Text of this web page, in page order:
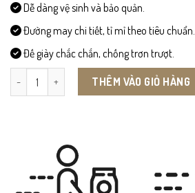
Dễ dàng vệ sinh và bảo quản.
Đường may chi tiết, tỉ mỉ theo tiêu chuẩn.
Đế giày chắc chắn, chống trơn trượt.
SX04 - Giày Sneaker số lượngTHÊM VÀO GIỎ HÀNG